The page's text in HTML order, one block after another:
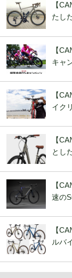
【
たし
【
キャ
【
イク
【
とし
【
速の
【
ルバ